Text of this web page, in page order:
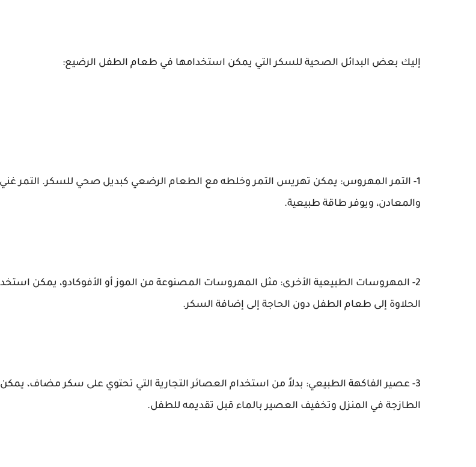
إليك بعض البدائل الصحية للسكر التي يمكن استخدامها في طعام الطفل الرضيع:
1- التمر المهروس: يمكن تهريس التمر وخلطه مع الطعام الرضعي كبديل صحي للسكر. التمر غني
والمعادن، ويوفر طاقة طبيعية.
2- المهروسات الطبيعية الأخرى: مثل المهروسات المصنوعة من الموز أو الأفوكادو، يمكن
الحلاوة إلى طعام الطفل دون الحاجة إلى إضافة السكر.
3- عصير الفاكهة الطبيعي: بدلاً من استخدام العصائر التجارية التي تحتوي على سكر مضاف،
الطازجة في المنزل وتخفيف العصير بالماء قبل تقديمه للطفل.